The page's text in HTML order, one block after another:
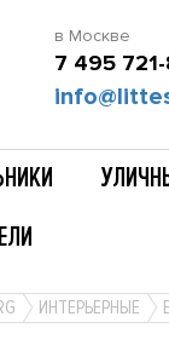
в Москве
7 495
ИНТЕРЬЕРНЫЕ